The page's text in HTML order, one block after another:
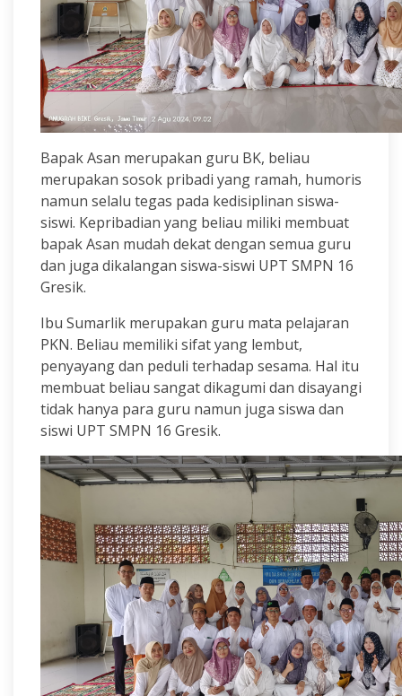
Bapak Asan merupakan guru BK, beliau
merupakan sosok pribadi yang ramah, humoris
namun selalu tegas pada kedisiplinan siswa-
siswi. Kepribadian yang beliau miliki membuat
bapak Asan mudah dekat dengan semua guru
dan juga dikalangan siswa-siswi UPT SMPN 16
Gresik.
Ibu Sumarlik merupakan guru mata pelajaran
PKN. Beliau memiliki sifat yang lembut,
penyayang dan peduli terhadap sesama. Hal itu
membuat beliau sangat dikagumi dan disayangi
tidak hanya para guru namun juga siswa dan
siswi UPT SMPN 16 Gresik.